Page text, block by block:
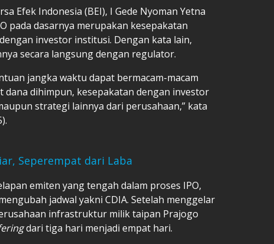
Efek Indonesia (BEI), I Gede Nyoman Yetna
pada dasarnya merupakan kesepakatan
investor institusi. Dengan kata lain,
secara langsung dengan regulator.
jangka waktu dapat bermacam-macam
dihimpun, kesepakatan dengan investor
strategi lainnya dari perusahaan,” kata
Seperempat dari Laba
emiten yang tengah dalam proses IPO,
jadwal yakni CDIA. Setelah menggelar
infrastruktur milik taipan Prajogo
dari tiga hari menjadi empat hari.